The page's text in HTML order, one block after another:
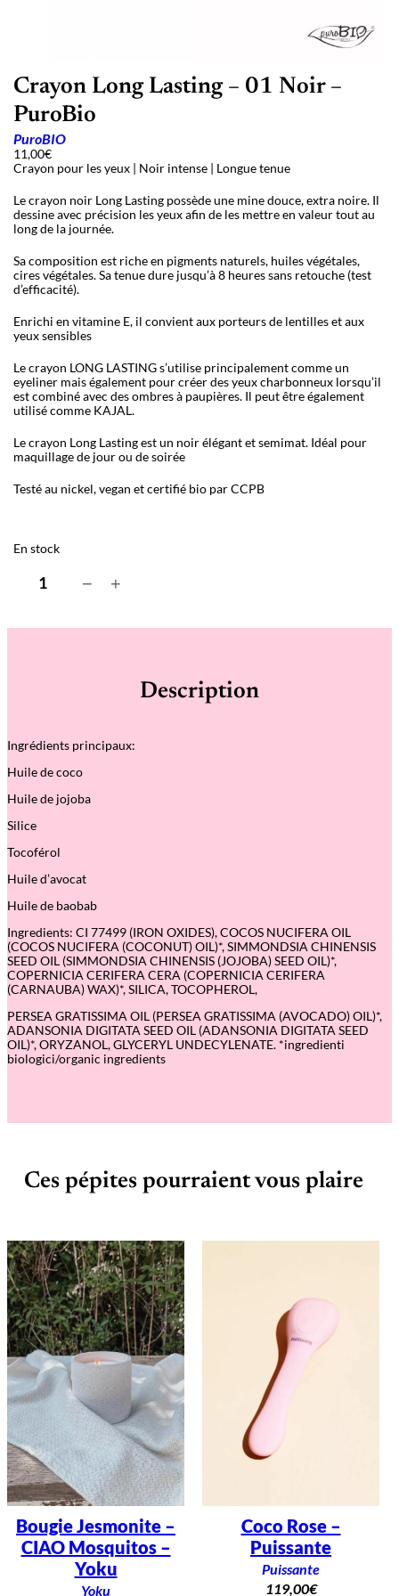
Crayon Long Lasting – 01 Noir –
PuroBio
PuroBIO
11,00€
Crayon pour les yeux | Noir intense | Longue tenue
Le crayon noir Long Lasting possède une mine douce, extra noire. Il
dessine avec précision les yeux afin de les mettre en valeur tout au
long de la journée.
Sa composition est riche en pigments naturels, huiles végétales,
cires végétales. Sa tenue dure jusqu’à 8 heures sans retouche (test
d’efficacité).
Enrichi en vitamine E, il convient aux porteurs de lentilles et aux
yeux sensibles
Le crayon LONG LASTING s’utilise principalement comme un
eyeliner mais également pour créer des yeux charbonneux lorsqu’il
est combiné avec des ombres à paupières. Il peut être également
utilisé comme KAJAL.
Le crayon Long Lasting est un noir élégant et semimat. Idéal pour
maquillage de jour ou de soirée
Testé au nickel, vegan et certifié bio par CCPB
En stock
t
a
o
L
o
n
g
L
a
t
n
g
–
0
1
o
i
r
–
− +
Description
Ingrédients principaux:
Huile de coco
Huile de jojoba
Silice
Tocoférol
Huile d’avocat
Huile de baobab
Ingredients: CI 77499 (IRON OXIDES), COCOS NUCIFERA OIL
(COCOS NUCIFERA (COCONUT) OIL)*, SIMMONDSIA CHINENSIS
SEED OIL (SIMMONDSIA CHINENSIS (JOJOBA) SEED OIL)*,
COPERNICIA CERIFERA CERA (COPERNICIA CERIFERA
(CARNAUBA) WAX)*, SILICA, TOCOPHEROL,
PERSEA GRATISSIMA OIL (PERSEA GRATISSIMA (AVOCADO) OIL)*,
ADANSONIA DIGITATA SEED OIL (ADANSONIA DIGITATA SEED
OIL)*, ORYZANOL, GLYCERYL UNDECYLENATE. *ingredienti
biologici/organic ingredients
Ces pépites pourraient vous plaire
Bougie Jesmonite –
CIAO Mosquitos –
Yoku
Yoku
Coco Rose –
Puissante
Puissante
119,00€